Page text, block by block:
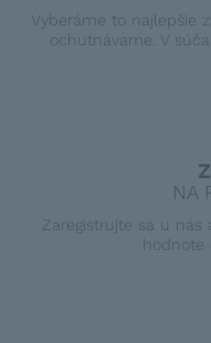
Vyberáme to najlepšie
ochutnávame. V
NA
Zaregistrujte sa u